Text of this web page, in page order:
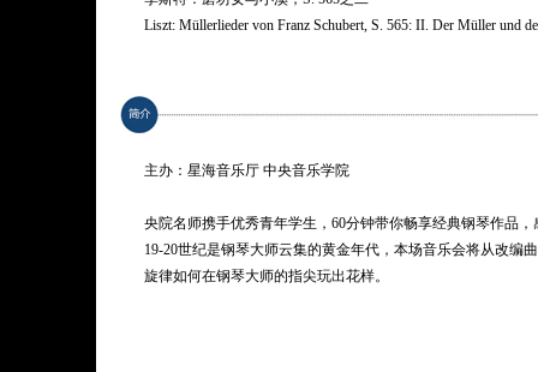
Liszt: Müllerlieder von Franz Schubert, S. 565: II. Der Müller und
Chopin (Arr. Alfred Cortot): Cello Sonata in G minor, Op. 65: III.
主办：星海音乐厅 中央音乐学院
央院名师携手优秀青年学生，60分钟带你畅享经典钢琴作品
19-20世纪是钢琴大师云集的黄金年代，本场音乐会将从改编
旋律如何在钢琴大师的指尖玩出花样。